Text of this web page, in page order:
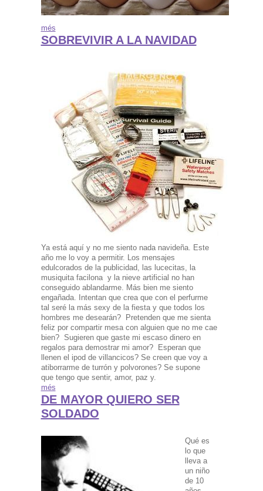
més
SOBREVIVIR A LA NAVIDAD
Ya está aquí y no me siento nada navideña. Este
año me lo voy a permitir. Los mensajes
edulcorados de la publicidad, las lucecitas, la
musiquita facilona y la nieve artificial no han
conseguido ablandarme. Más bien me siento
engañada. Intentan que crea que con el perfurme
tal seré la más sexy de la fiesta y que todos los
hombres me desearán? Pretenden que me sienta
feliz por compartir mesa con alguien que no me cae
bien? Sugieren que gaste mi escaso dinero en
regalos para demostrar mi amor? Esperan que
llenen el ipod de villancicos? Se creen que voy a
atiborrarme de turrón y polvorones? Se supone
que tengo que sentir, amor, paz y.
més
DE MAYOR QUIERO SER
SOLDADO
Qué es
lo que
lleva a
un niño
de 10